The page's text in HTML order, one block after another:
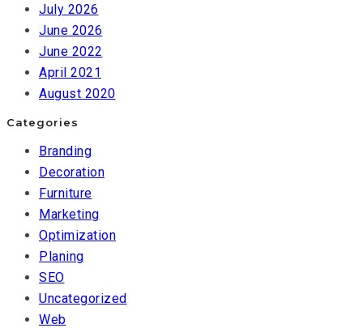
July 2026
June 2026
June 2022
April 2021
August 2020
Categories
Branding
Decoration
Furniture
Marketing
Optimization
Planing
SEO
Uncategorized
Web